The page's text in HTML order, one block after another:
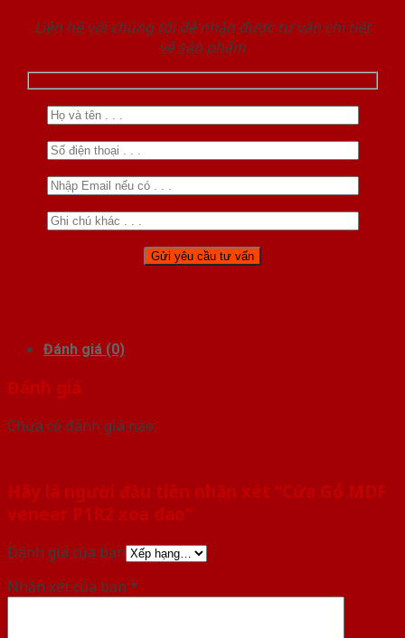
Liên hệ với chúng tôi để nhận được tư vấn chi tiết
về sản phẩm
Đánh giá (0)
Đánh giá
Chưa có đánh giá nào.
Hãy là người đầu tiên nhận xét “Cửa Gỗ MDF
veneer P1R2 xoa dao”
Đánh giá của bạn
Nhận xét của bạn *